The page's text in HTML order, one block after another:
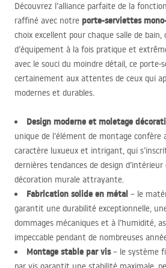
Découvrez l’alliance parfaite de la
raffiné avec notre porte-serviettes
choix excellent pour chaque salle de
d’équipement à la fois pratique et
avec le souci du moindre détail, ce porte-
certainement aux attentes de ceux qui
modernes et durables.
Design moderne et moletage
unique de l’élément de montage
caractère luxueux et intrigant, qui
dernières tendances de design
décoration murale attrayante.
Fabrication solide en métal – le
garantit une durabilité exceptionnelle,
dommages mécaniques et à l’humidité,
impeccable pendant de nombreuses
Montage stable par vis– le système